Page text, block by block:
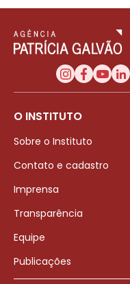
O INSTITUTO
Sobre o Instituto
Contato e cadastro
Imprensa
Transparência
Equipe
Publicações